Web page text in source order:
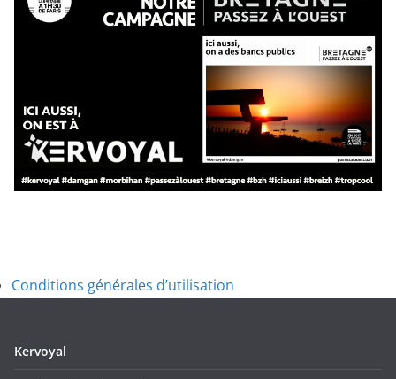
Conditions générales d’utilisation
Kervoyal